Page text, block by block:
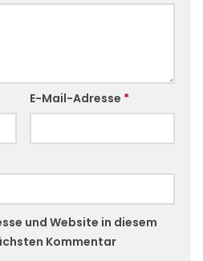
E-Mail-Adresse *
und Website in diesem
Kommentar